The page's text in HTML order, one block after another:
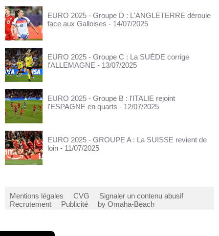
EURO 2025 - Groupe D : L'ANGLETERRE déroule
face aux Galloises - 14/07/2025
EURO 2025 - Groupe C : La SUÈDE corrige
l'ALLEMAGNE - 13/07/2025
EURO 2025 - Groupe B : l'ITALIE rejoint
l'ESPAGNE en quarts - 12/07/2025
EURO 2025 - GROUPE A : La SUISSE revient de
loin - 11/07/2025
Mentions légales CVG
Signaler un contenu abusif
Recrutement
Publicité by Omaha-Beach